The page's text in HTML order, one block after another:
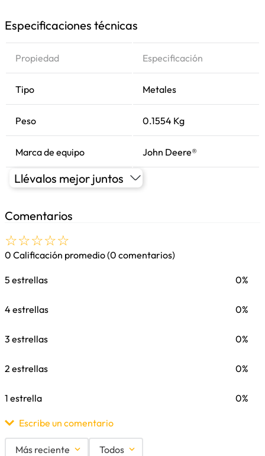
Especificaciones técnicas
Propiedad Especificación
Tipo Metales
Peso 0.1554 Kg
Marca de equipo John Deere®
Llévalos mejor juntos
Comentarios
☆☆☆☆☆
0 Calificación promedio(0 comentarios)
5 estrellas 0%
4 estrellas 0%
3 estrellas 0%
2 estrellas 0%
1 estrella 0%
Escribe un comentario
Más reciente Todos